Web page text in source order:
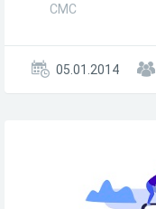
СМС
05.01.2014